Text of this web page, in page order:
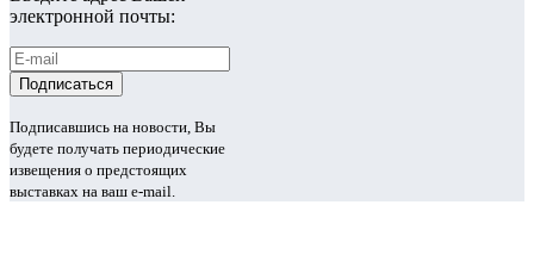
электронной почты:
Подписавшись на новости, Вы
будете получать периодические
извещения о предстоящих
выставках на ваш e-mail.